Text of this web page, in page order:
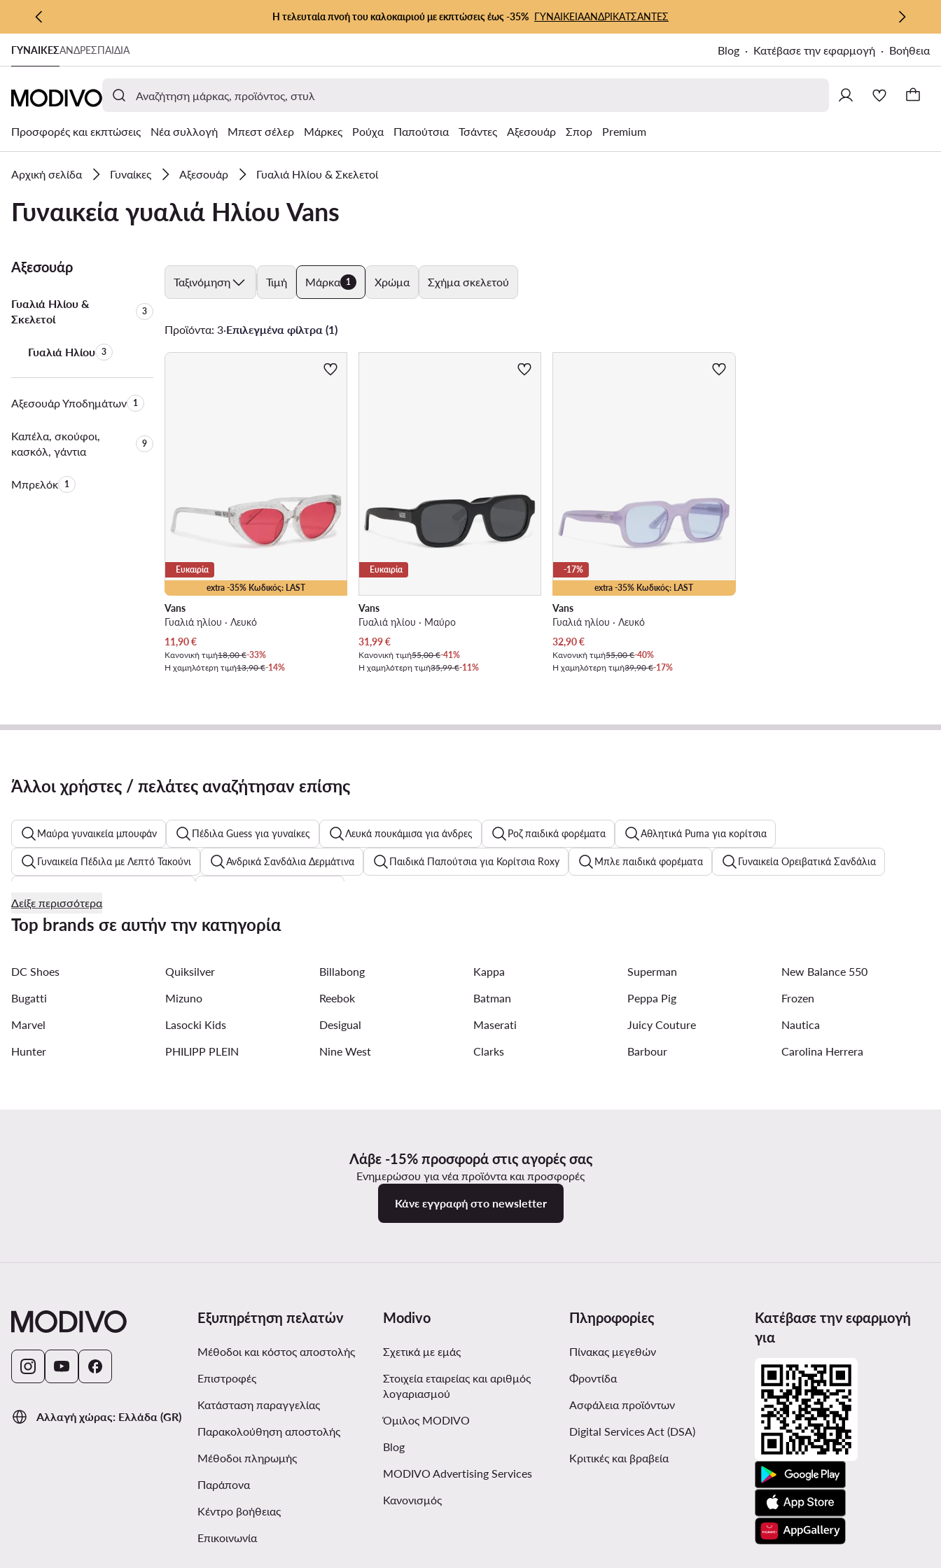
ΜΕΤΆΒΑΣΗ ΣΤΟ ΚΎΡΙΟ ΠΕΡΙΕΧΌΜΕΝΟ
ΜΕΤΆΒΑΣΗ ΣΤΗΝ ΑΝΑΖΉΤΗΣΗ
Η τελευταία πνοή του καλοκαιριού με εκπτώσεις έως -35% ΓΥΝΑΙΚΕΙΑΑΝΔΡΙΚΑΤΣΑΝΤΕΣ
ΓΥΝΑΊΚΕΣΑΝΔΡΕΣΠΑΙΔΙΑ Blog Κατέβασε την εφαρμογή Βοήθεια
Προσφορές και εκπτώσεις Νέα συλλογή Μπεστ σέλερ Μάρκες Ρούχα Παπούτσια Τσάντες Αξεσουάρ Σπορ Premium
Αρχική σελίδα Γυναίκες Αξεσουάρ Γυαλιά Ηλίου & Σκελετοί
Γυναικεία γυαλιά Ηλίου Vans
Αξεσουάρ
Γυαλιά Ηλίου &
Σκελετοί
Αριθμός προϊόντων:
3
Γυαλιά ΗλίουΑριθμός προϊόντων:
3
Αξεσουάρ ΥποδημάτωνΑριθμός προϊόντων:
1
Καπέλα, σκούφοι,
κασκόλ, γάντια
Αριθμός προϊόντων:
9
ΜπρελόκΑριθμός προϊόντων:
1
Ταξινόμηση Τιμή Μάρκα 1 Χρώμα Σχήμα σκελετού
Προϊόντα: 3·Επιλεγμένα φίλτρα (1)
extra -35% Κωδικός: LAST
Ευκαιρία
Vans
Γυαλιά ηλίου · Λευκό
Τρέχουσα τιμή
11,90€
Κανονική τιμή18,00 €-33%
Η χαμηλότερη τιμή13,90 €-14%
Ευκαιρία
Vans
Γυαλιά ηλίου · Μαύρο
Τρέχουσα τιμή
31,99€
Κανονική τιμή55,00 €-41%
Η χαμηλότερη τιμή35,99 €-11%
extra -35% Κωδικός: LAST
-17%
Vans
Γυαλιά ηλίου · Λευκό
Τρέχουσα τιμή
32,90€
Κανονική τιμή55,00 €-40%
Η χαμηλότερη τιμή39,90 €-17%
Άλλοι χρήστες / πελάτες αναζήτησαν επίσης
Μαύρα γυναικεία μπουφάν Πέδιλα Guess για γυναίκες Λευκά πουκάμισα για άνδρες Ροζ παιδικά φορέματα Αθλητικά Puma για κορίτσια
Γυναικεία Πέδιλα με Λεπτό Τακούνι Ανδρικά Σανδάλια Δερμάτινα Παιδικά Παπούτσια για Κορίτσια Roxy Μπλε παιδικά φορέματα Γυναικεία Ορειβατικά Σανδάλια
Ανδρικά Ρολόγια Fossil Παιδικά φορέματα Tommy Hilfiger
Μαύρα γυναικεία παντελόνια
Δείξε περισσότερα
Top brands σε αυτήν την κατηγορία
DC Shoes Quiksilver Billabong Kappa Superman
New Balance 550
Bugatti
Mizuno Reebok Batman Peppa Pig
Frozen
Marvel
Lasocki Kids Desigual Maserati Juicy Couture
Nautica
Hunter
PHILIPP PLEIN Nine West Clarks Barbour Carolina Herrera
Λάβε -15% προσφορά στις αγορές σας
Ενημερώσου για νέα προϊόντα και προσφορές
Κάνε εγγραφή στο newsletter
Αλλαγή χώρας: Ελλάδα (GR)
Εξυπηρέτηση πελατών
Μέθοδοι και κόστος αποστολής
Επιστροφές
Κατάσταση παραγγελίας
Παρακολούθηση αποστολής
Μέθοδοι πληρωμής
Παράπονα
Κέντρο βοήθειας
Επικοινωνία
Modivo
Σχετικά με εμάς
Στοιχεία εταιρείας και αριθμός
λογαριασμού
Όμιλος MODIVO
Blog
MODIVO Advertising Services
Κανονισμός
Πληροφορίες
Πίνακας μεγεθών
Φροντίδα
Ασφάλεια προϊόντων
Digital Services Act (DSA)
Κριτικές και βραβεία
Κατέβασε την εφαρμογή
για